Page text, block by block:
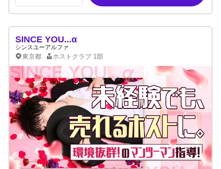
SINCE YOU...α
シンスユーアルファ
東京都 ホストクラブ 1部